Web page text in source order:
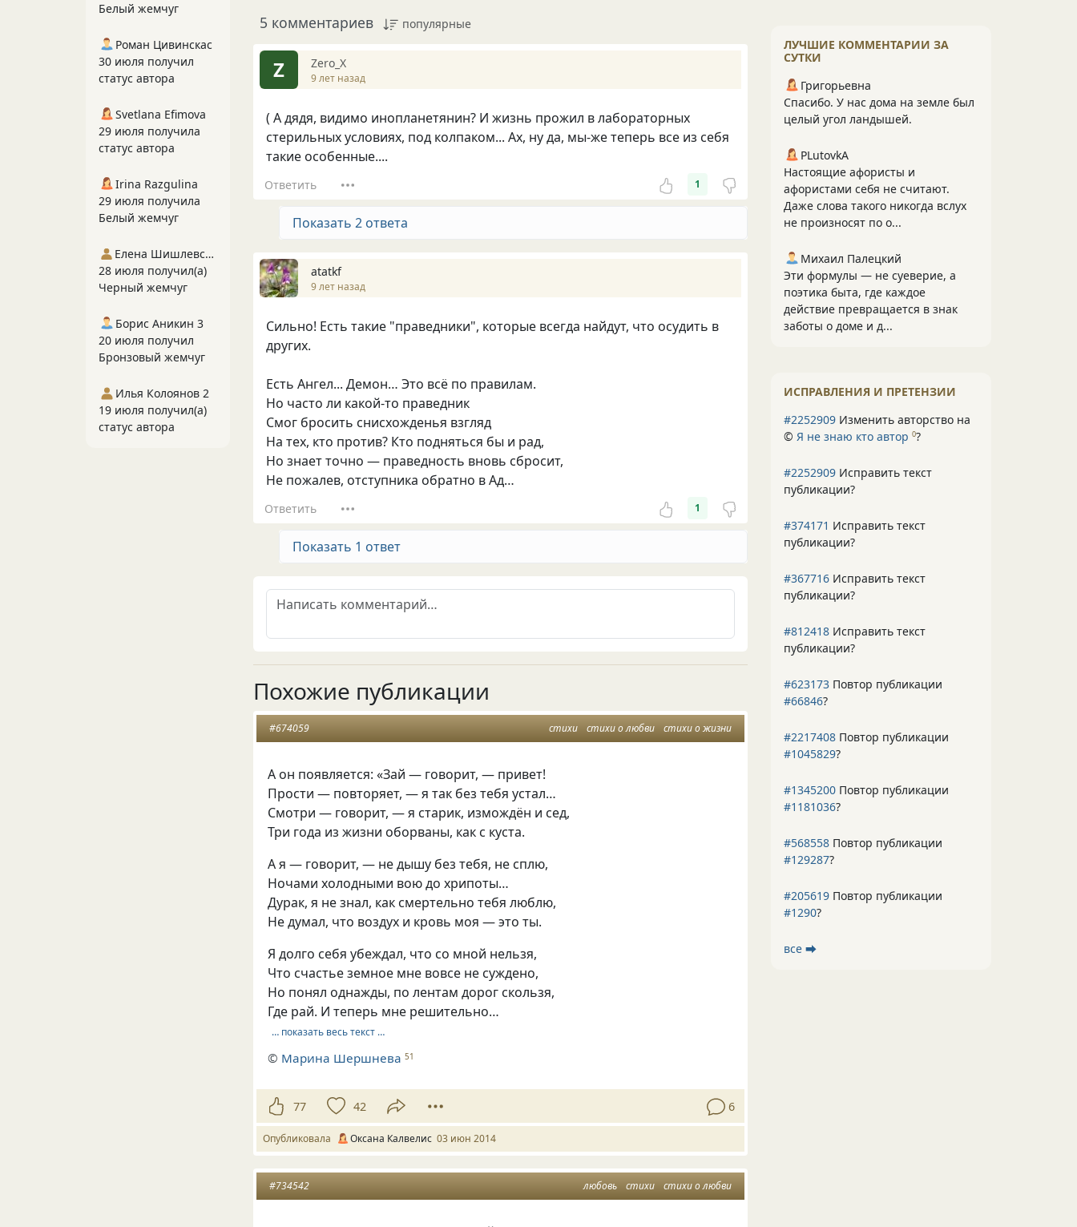
5 комментариев популярные
Z Zero_X
9 лет назад
( А дядя, видимо инопланетянин? И жизнь прожил в лабораторных
стерильных условиях, под колпаком... Ах, ну да, мы-же теперь все из себя
такие особенные....
Ответить 1
Показать 2 ответа
atatkf
9 лет назад
Сильно! Есть такие "праведники", которые всегда найдут, что осудить в
других.
Есть Ангел... Демон… Это всё по правилам.
Но часто ли какой-то праведник
Смог бросить снисхожденья взгляд
На тех, кто против? Кто подняться бы и рад,
Но знает точно — праведность вновь сбросит,
Не пожалев, отступника обратно в Ад…
Ответить 1
Показать 1 ответ
Похожие публикации
стихи стихи о любви стихи о жизни
#674059
А он появляется: «Зай — говорит, — привет!
Прости — повторяет, — я так без тебя устал…
Смотри — говорит, — я старик, измождён и сед,
Три года из жизни оборваны, как с куста.
А я — говорит, — не дышу без тебя, не сплю,
Ночами холодными вою до хрипоты…
Дурак, я не знал, как смертельно тебя люблю,
Не думал, что воздух и кровь моя — это ты.
Я долго себя убеждал, что со мной нельзя,
Что счастье земное мне вовсе не суждено,
Но понял однажды, по лентам дорог скользя,
Где рай. И теперь мне решительно…
… показать весь текст …
© Марина Шершнева 51
77 42 6
Опубликовала Оксана Калвелис 03 июн 2014
любовь стихи стихи о любви
#734542
ЛУЧШИЕ КОММЕНТАРИИ ЗА
СУТКИ
Григорьевна
Спасибо. У нас дома на земле был
целый угол ландышей.
PLutоvkА
Настоящие афористы и
афористами себя не считают.
Даже слова такого никогда вслух
не произносят по о...
Михаил Палецкий
Эти формулы — не суеверие, а
поэтика быта, где каждое
действие превращается в знак
заботы о доме и д...
ИСПРАВЛЕНИЯ И ПРЕТЕНЗИИ
#2252909 Изменить авторство на
© Я не знаю кто автор 0?
#2252909 Исправить текст
публикации?
#374171 Исправить текст
публикации?
#367716 Исправить текст
публикации?
#812418 Исправить текст
публикации?
#623173 Повтор публикации
#66846?
#2217408 Повтор публикации
#1045829?
#1345200 Повтор публикации
#1181036?
#568558 Повтор публикации
#129287?
#205619 Повтор публикации
#1290?
все ⮕
Белый жемчуг
Роман Цивинскас
30 июля получил
статус автора
Svetlana Efimova
29 июля получила
статус автора
Irina Razgulina
29 июля получила
Белый жемчуг
Елена Шишлевская
28 июля получил(а)
Черный жемчуг
Борис Аникин 3
20 июля получил
Бронзовый жемчуг
Илья Колоянов 2
19 июля получил(а)
статус автора